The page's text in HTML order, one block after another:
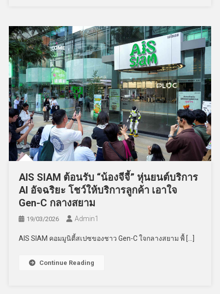
AIS SIAM ต้อนรับ “น้องจีจี้” หุ่นยนต์บริการ
AI อัจฉริยะ โชว์ให้บริการลูกค้า เอาใจ
Gen-C กลางสยาม
19/03/2026 Admin​1
AIS SIAM คอมมูนิตี้สเปซของชาว Gen-C ใจกลางสยาม พื้ […]
Continue Reading